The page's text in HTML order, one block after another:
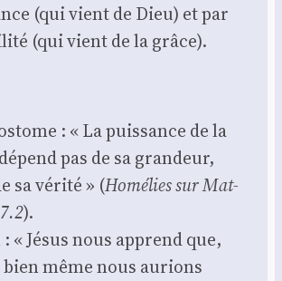
(qui vient de Dieu) et par
(qui vient de la grâce).
: « La puis­sance de la
pas de sa gran­deur,
sa véri­té » (Homé­lies sur Mat­
).
« Jésus nous apprend que,
même nous aurions